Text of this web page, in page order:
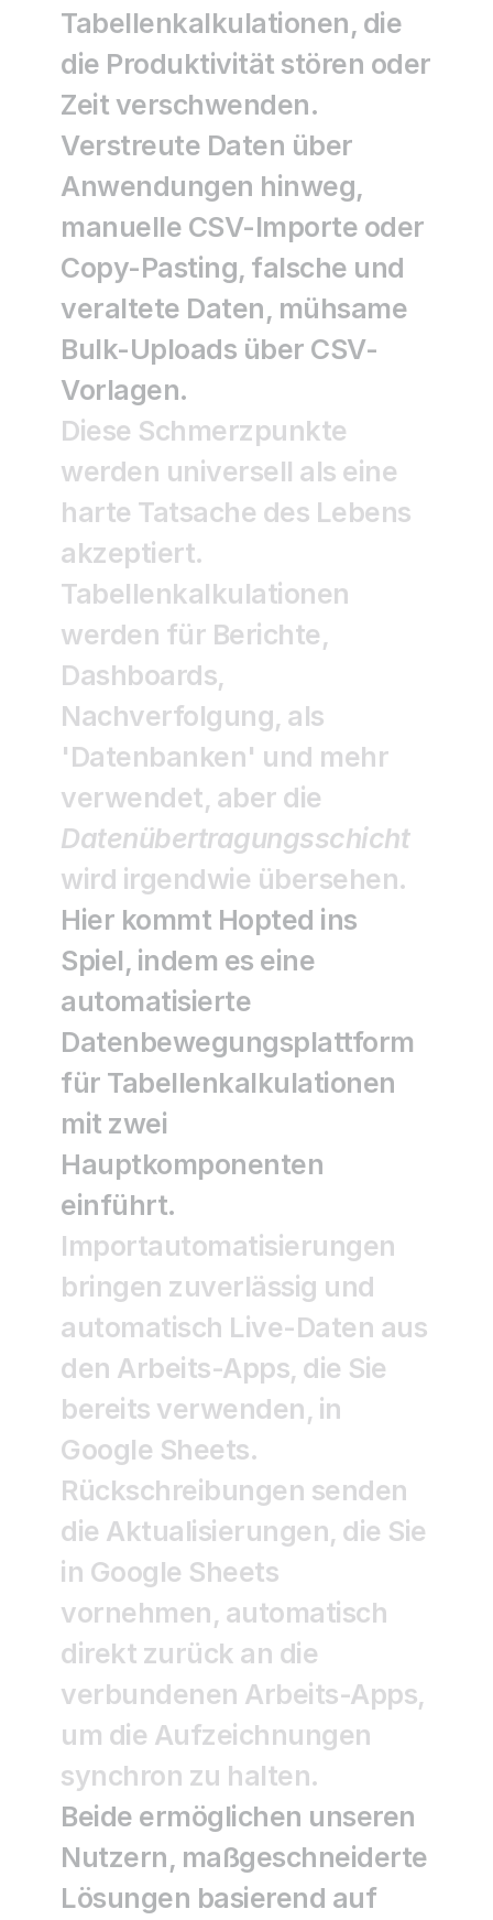
Tabellenkalkulationen, die
die Produktivität stören oder
Zeit verschwenden.
Verstreute Daten über
Anwendungen hinweg,
manuelle CSV-Importe oder
Copy-Pasting, falsche und
veraltete Daten, mühsame
Bulk-Uploads über CSV-
Vorlagen.
Diese Schmerzpunkte
werden universell als eine
harte Tatsache des Lebens
akzeptiert.
Tabellenkalkulationen
werden für Berichte,
Dashboards,
Nachverfolgung, als
'Datenbanken' und mehr
Datenübertragungsschicht
wird irgendwie übersehen.
Hier kommt Hopted ins
Spiel, indem es eine
automatisierte
Datenbewegungsplattform
für Tabellenkalkulationen
mit zwei
Hauptkomponenten
einführt.
Importautomatisierungen
bringen zuverlässig und
automatisch Live-Daten aus
den Arbeits-Apps, die Sie
bereits verwenden, in
Google Sheets.
Rückschreibungen senden
die Aktualisierungen, die Sie
in Google Sheets
vornehmen, automatisch
direkt zurück an die
verbundenen Arbeits-Apps,
um die Aufzeichnungen
synchron zu halten.
Beide ermöglichen unseren
Nutzern, maßgeschneiderte
Lösungen basierend auf